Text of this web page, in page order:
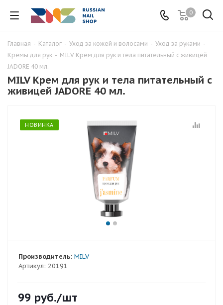
0
Главная - Каталог - Уход за кожей и волосами - Уход за руками -
Кремы для рук - MILV Крем для рук и тела питательный с живицей
JADORE 40 мл.
MILV Крем для рук и тела питательный с
живицей JADORE 40 мл.
НОВИНКА
Артикул: 20191
Производитель: MILV
99 руб./шт